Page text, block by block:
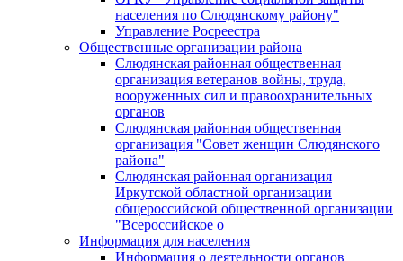
населения по Слюдянскому району"
Управление Росреестра
Общественные организации района
Слюдянская районная общественная
организация ветеранов войны, труда,
вооруженных сил и правоохранительных
органов
Слюдянская районная общественная
организация "Совет женщин Слюдянского
района"
Слюдянская районная организация
Иркутской областной организации
общероссийской общественной организации
"Всероссийское о
Информация для населения
Информация о деятельности органов